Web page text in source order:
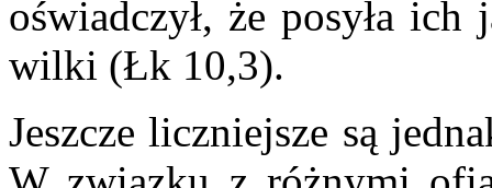
oświadczył, że posyła
wilki (Łk 10,3).
Jeszcze liczniejsze są